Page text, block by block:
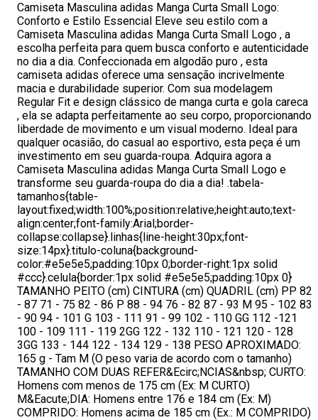
Camiseta Masculina adidas Manga Curta Small Logo:
Conforto e Estilo Essencial Eleve seu estilo com a
Camiseta Masculina adidas Manga Curta Small Logo , a
escolha perfeita para quem busca conforto e autenticidade
no dia a dia. Confeccionada em algodão puro , esta
camiseta adidas oferece uma sensação incrivelmente
macia e durabilidade superior. Com sua modelagem
Regular Fit e design clássico de manga curta e gola careca
, ela se adapta perfeitamente ao seu corpo, proporcionando
liberdade de movimento e um visual moderno. Ideal para
qualquer ocasião, do casual ao esportivo, esta peça é um
investimento em seu guarda-roupa. Adquira agora a
Camiseta Masculina adidas Manga Curta Small Logo e
transforme seu guarda-roupa do dia a dia! .tabela-
tamanhos{table-
layout:fixed;width:100%;position:relative;height:auto;text-
align:center;font-family:Arial;border-
collapse:collapse}.linhas{line-height:30px;font-
size:14px}.titulo-coluna{background-
color:#e5e5e5;padding:10px 0;border-right:1px solid
#ccc}.celula{border:1px solid #e5e5e5;padding:10px 0}
TAMANHO PEITO (cm) CINTURA (cm) QUADRIL (cm) PP 82
- 87 71 - 75 82 - 86 P 88 - 94 76 - 82 87 - 93 M 95 - 102 83
- 90 94 - 101 G 103 - 111 91 - 99 102 - 110 GG 112 -121
100 - 109 111 - 119 2GG 122 - 132 110 - 121 120 - 128
3GG 133 - 144 122 - 134 129 - 138 PESO APROXIMADO:
165 g - Tam M (O peso varia de acordo com o tamanho)
TAMANHO COM DUAS REFER&Ecirc;NCIAS&nbsp; CURTO:
Homens com menos de 175 cm (Ex: M CURTO)
M&Eacute;DIA: Homens entre 176 e 184 cm (Ex: M)
COMPRIDO: Homens acima de 185 cm (Ex.: M COMPRIDO)